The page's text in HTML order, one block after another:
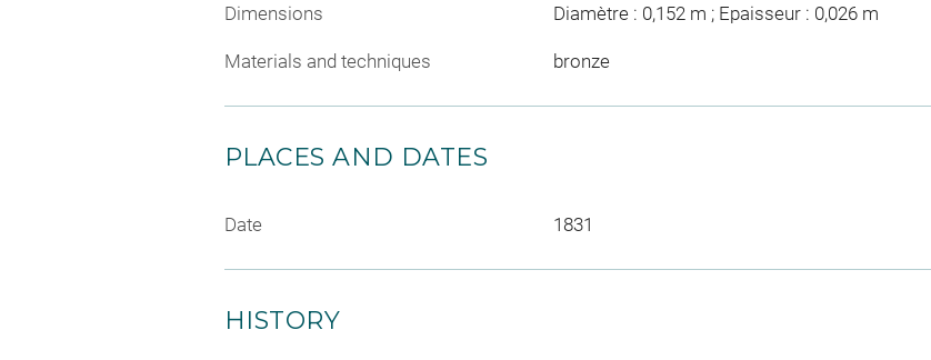
Dimensions Diamètre : 0,152 m ; Epaisseur : 0,026 m
Materials and techniques bronze
PLACES AND DATES
Date 1831
HISTORY